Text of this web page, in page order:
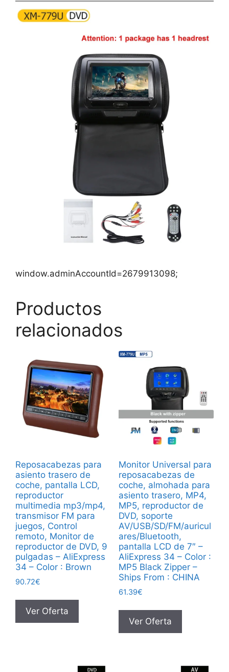
window.adminAccountId=2679913098;
Productos
relacionados
Reposacabezas para
asiento trasero de
coche, pantalla LCD,
reproductor
multimedia mp3/mp4,
transmisor FM para
juegos, Control
remoto, Monitor de
reproductor de DVD, 9
pulgadas – AliExpress
34 – Color : Brown
90.72€
Ver Oferta
Monitor Universal para
reposacabezas de
coche, almohada para
asiento trasero, MP4,
MP5, reproductor de
DVD, soporte
AV/USB/SD/FM/auricul
ares/Bluetooth,
pantalla LCD de 7″ –
AliExpress 34 – Color :
MP5 Black Zipper –
Ships From : CHINA
61.39€
Ver Oferta